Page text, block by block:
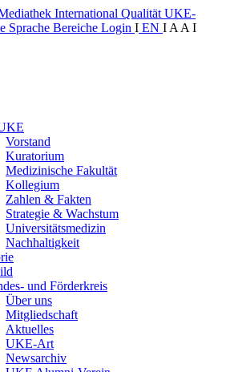
International Qualität UKE-
Sprache Bereiche Login I EN I A A I
Vorstand
Kuratorium
Medizinische Fakultät
Kollegium
Zahlen & Fakten
Strategie & Wachstum
Universitätsmedizin
Nachhaltigkeit
und Förderkreis
Über uns
Mitgliedschaft
Aktuelles
UKE-Art
Newsarchiv